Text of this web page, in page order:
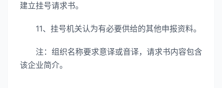
建立挂号请求书。
11、挂号机关认为有必要供给的其他申报资料。
注：组织名称要求意译或音译，请求书内容包含
该企业简介。